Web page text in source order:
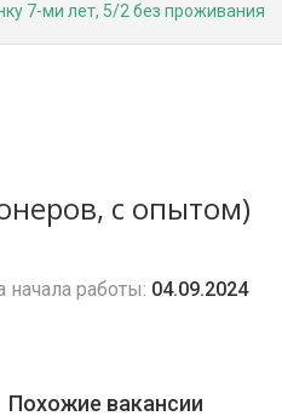
7-ми лет, 5/2 без проживания
с опытом)
начала работы: 04.09.2024
Похожие вакансии